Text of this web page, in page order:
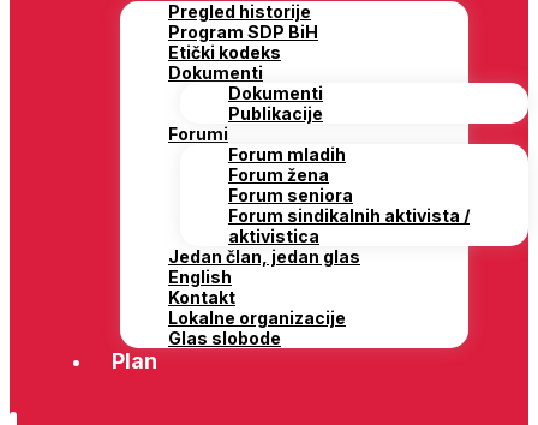
Pregled historije
Program SDP BiH
Etički kodeks
Dokumenti
Dokumenti
Publikacije
Forumi
Forum mladih
Forum žena
Forum seniora
Forum sindikalnih aktivista /
aktivistica
Jedan član, jedan glas
English
Kontakt
Lokalne organizacije
Glas slobode
Plan